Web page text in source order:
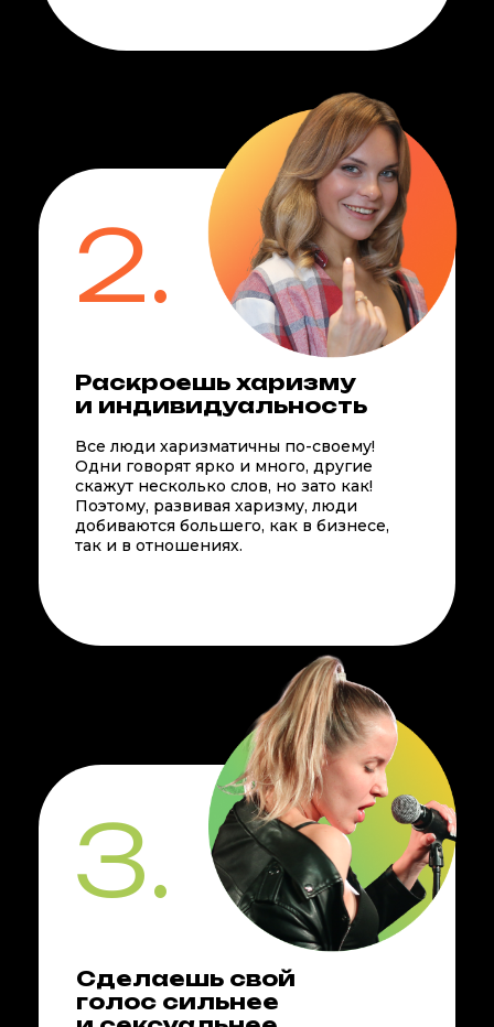
Раскроешь харизму
и индивидуальность
Сделаешь свой
голос сильнее
Все люди харизматичны по-своему!
Одни говорят ярко и много, другие
скажут несколько слов, но зато как!
Поэтому, развивая харизму, люди
добиваются большего, как в бизнесе,
так и в отношениях.
3.
2.